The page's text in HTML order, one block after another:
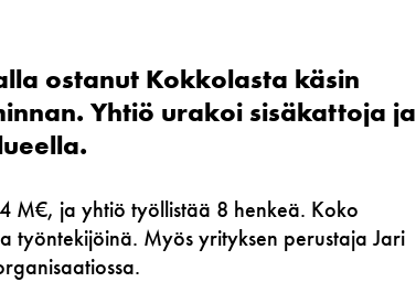
ostanut Kokkolasta käsin
Yhtiö urakoi sisäkattoja ja
M€, ja yhtiö työllistää 8 henkeä. Koko
työntekijöinä. Myös yrityksen perustaja Jari